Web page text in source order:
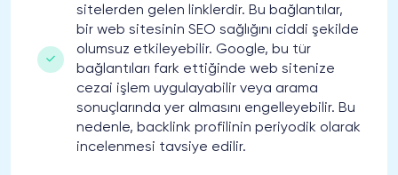
sitelerden gelen linklerdir. Bu bağlantılar,
bir web sitesinin SEO sağlığını ciddi şekilde
olumsuz etkileyebilir. Google, bu tür
bağlantıları fark ettiğinde web sitenize
cezai işlem uygulayabilir veya arama
sonuçlarında yer almasını engelleyebilir. Bu
nedenle, backlink profilinin periyodik olarak
incelenmesi tavsiye edilir.